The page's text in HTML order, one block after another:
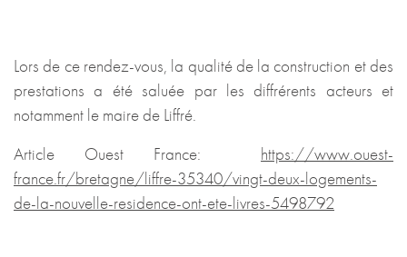
Lors de ce rendez-vous, la qualité de la construction et des
prestations a été saluée par les diffrérents acteurs et
notamment le maire de Liffré.
Article Ouest France: https://www.ouest-
france.fr/bretagne/liffre-35340/vingt-deux-logements-
de-la-nouvelle-residence-ont-ete-livres-5498792